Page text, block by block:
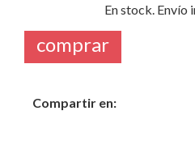
En stock. Envío
comprar
Compartir en: